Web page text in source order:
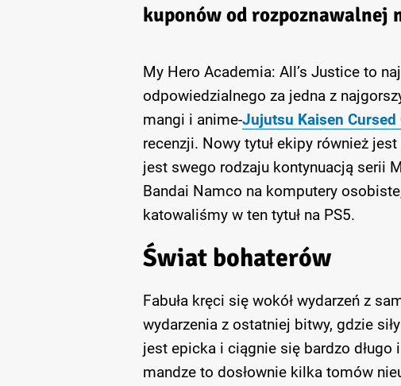
kuponów od rozpoznawalnej
My Hero Academia: All’s Justice to
odpowiedzialnego za jedna z
mangi i anime-Jujutsu Kaisen Cursed
recenzji. Nowy tytuł ekipy również
jest swego rodzaju kontynuacją serii
Bandai Namco na komputery
katowaliśmy w ten tytuł na PS5.
Świat bohaterów
Fabuła kręci się wokół wydarzeń z
wydarzenia z ostatniej bitwy, gdzie
jest epicka i ciągnie się bardzo długo
mandze to dosłownie kilka tomów